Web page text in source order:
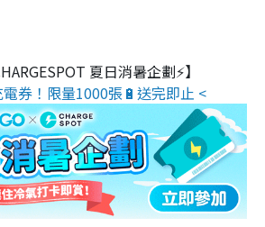
夏日消暑企劃⚡】
券！限量1000張🔋送完即止 <